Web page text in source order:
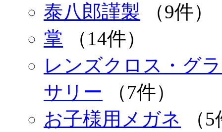
泰八郎謹製 （9件）
掌 （14件）
レンズクロス・グ
サリー （7件）
お子様用メガネ
（